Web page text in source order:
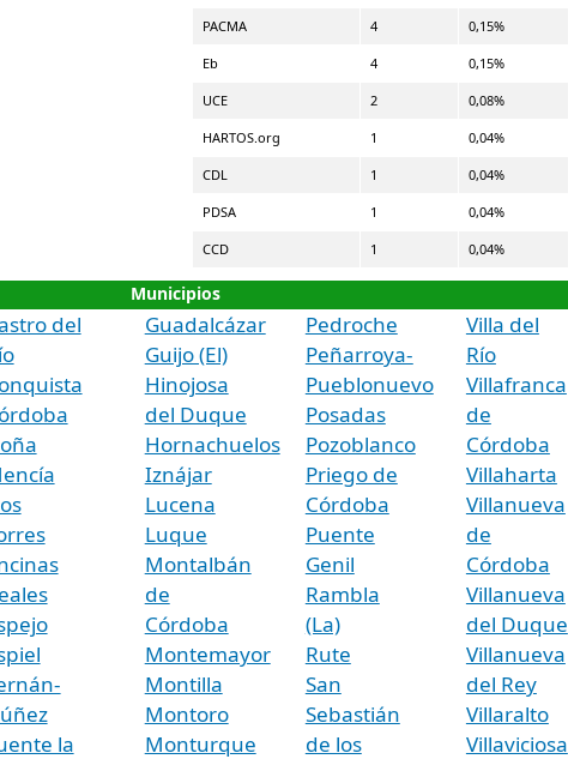
PACMA 4 0,15%
Eb 4 0,15%
UCE 2 0,08%
HARTOS.org 1 0,04%
CDL 1 0,04%
PDSA 1 0,04%
CCD 1 0,04%
Municipios
del
la
Guadalcázar
Guijo (El)
Hinojosa
del Duque
Hornachuelos
Iznájar
Lucena
Luque
Montalbán
de
Córdoba
Montemayor
Montilla
Montoro
Monturque
Pedroche
Peñarroya-
Pueblonuevo
Posadas
Pozoblanco
Priego de
Córdoba
Puente
Genil
Rambla
(La)
Rute
San
Sebastián
de los
Villa del
Río
Villafranca
de
Córdoba
Villaharta
Villanueva
de
Córdoba
Villanueva
del Duque
Villanueva
del Rey
Villaralto
Villaviciosa